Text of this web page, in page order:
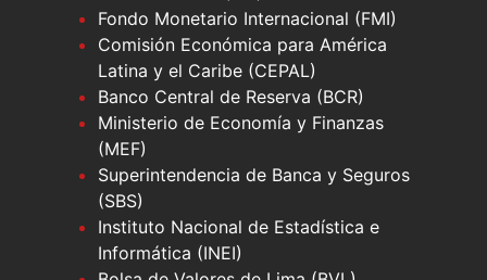
Fondo Monetario Internacional (FMI)
Comisión Económica para América
Latina y el Caribe (CEPAL)
Banco Central de Reserva (BCR)
Ministerio de Economía y Finanzas
(MEF)
Superintendencia de Banca y Seguros
(SBS)
Instituto Nacional de Estadística e
Informática (INEI)